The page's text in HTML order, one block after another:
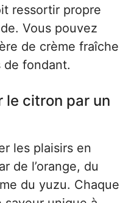
ressortir propre
Vous pouvez
de crème fraîche
de fondant.
le citron par un
les plaisirs en
de l’orange, du
du yuzu. Chaque